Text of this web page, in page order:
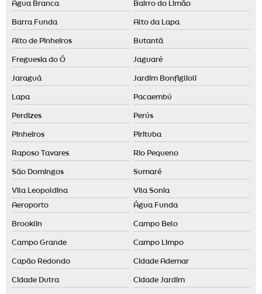
Difusor de aromas grande
Empresa de aromatização de ambientes em santo andré
Empresa de aromatização de ambientes em são paulo
Empresa de aromatização de eventos
Essência para aromatizador de ambiente
Essência para casa
Essência para casa comprar
Essência para casa preço
Fornecedor de difusor elétrico
Fragrância para loja de roupas
Água Branca Bairro do Limão
Barra Funda Alto da Lapa
Alto de Pinheiros Butantã
Freguesia do Ó Jaguaré
Jaraguá Jardim Bonfiglioli
Lapa Pacaembú
Perdizes Perús
Pinheiros Pirituba
Raposo Tavares Rio Pequeno
São Domingos Sumaré
Vila Leopoldina Vila Sonia
Aeroporto Água Funda
Brooklin Campo Belo
Campo Grande Campo Limpo
Capão Redondo Cidade Ademar
Cidade Dutra Cidade Jardim